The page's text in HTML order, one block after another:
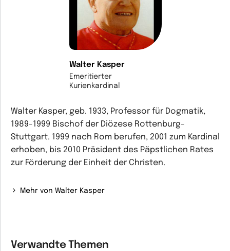
Walter Kasper
Emeritierter
Kurienkardinal
Walter Kasper, geb. 1933, Professor für Dogmatik,
1989-1999 Bischof der Diözese Rottenburg-
Stuttgart. 1999 nach Rom berufen, 2001 zum Kardinal
erhoben, bis 2010 Präsident des Päpstlichen Rates
zur Förderung der Einheit der Christen.
Mehr von Walter Kasper
Verwandte Themen